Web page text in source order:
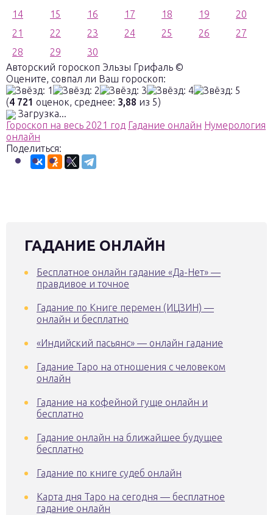
14
15 16 17 18 19
20
21
22 23 24 25 26
27
28
29
30
Авторский гороскоп Эльзы Грифаль ©
Оцените, совпал ли Ваш гороскоп:
(4 721 оценок, среднее: 3,88 из 5)
Загрузка...
Гороскоп на весь 2021 год Гадание онлайн Нумерология
онлайн
Поделиться:
ГАДАНИЕ ОНЛАЙН
Бесплатное онлайн гадание «Да-Нет» —
правдивое и точное
Гадание по Книге перемен (ИЦЗИН) —
онлайн и бесплатно
«Индийский пасьянс» — онлайн гадание
Гадание Таро на отношения с человеком
онлайн
Гадание на кофейной гуще онлайн и
бесплатно
Гадание онлайн на ближайшее будущее
бесплатно
Гадание по книге судеб онлайн
Карта дня Таро на сегодня — бесплатное
гадание онлайн